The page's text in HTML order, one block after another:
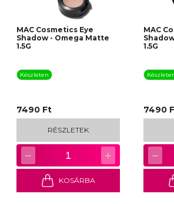
MAC Cosmetics Eye
Shadow - Omega Matte
1.5G
Készleten
7490 Ft
RÉSZLETEK
− 1 +
KOSÁRBA
MAC
1.5G
7490
−